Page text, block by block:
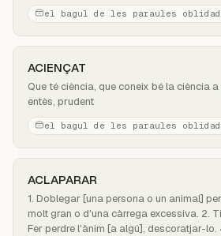
el bagul de les paraules
ACIENÇAT
Que té ciència, que coneix bé la ciència
entès, prudent
el bagul de les paraules
ACLAPARAR
1. Doblegar [una persona o un animal]
molt gran o d'una càrrega excessiva. 2.
Fer perdre l'ànim [a algú], descoratjar-lo.